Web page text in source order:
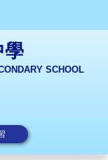
學
SCHOOL